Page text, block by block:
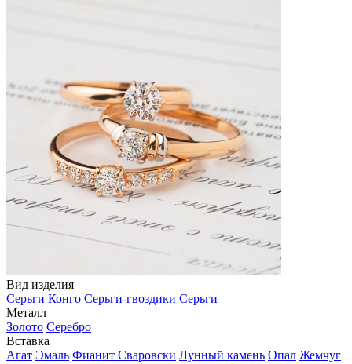
Вид изделия
Серьги Конго Серьги-гвоздики Серьги
Металл
Золото Серебро
Вставка
Агат Эмаль Фианит Сваровски Лунный камень Опал Жемчуг